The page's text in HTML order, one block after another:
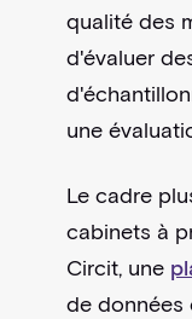
qualité des
d'évaluer
une
Le cadre
cabinets à
Circit, une
de données